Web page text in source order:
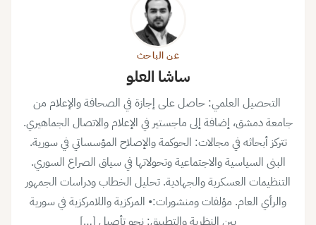
عن الباحث
ساشا العلو
التحصيل العلمي: حاصل على إجازة في الصحافة والإعلام من
جامعة دمشق، إضافة إلى ماجستير في الإعلام والاتصال الجماهيري.
تتركز أبحاثه في مجالات: الحوكمة والإصلاح المؤسساتي في سورية.
البنى السياسية والاجتماعية وتحولاتها في سياق الصراع السوري.
التنظيمات العسكرية والجهادية. تحليل الخطاب ودراسات الجمهور
والرأي العام. مؤلفات ومنشورات:• المركزية واللامركزية في سورية
بين النظرية والتطبيق: نحو تأصيل […]